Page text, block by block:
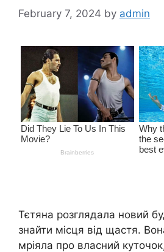
February 7, 2024 by admin
Тєтяна розглядала новий
знайти місця від щастя.
мріяла про власний